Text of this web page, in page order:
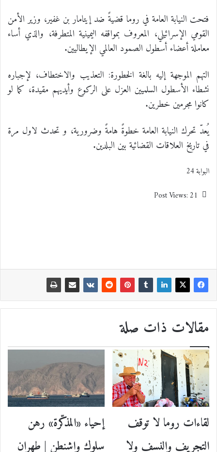
فتحت النيابة العامة في روما قضيةً ضد إيتامار بن غفير، وزير الأمن
القومي الإسرائيلي، المعروف بمواقفه اليمينية المتطرفة، والذي أساء
معاملة أعضاء أسطول الصمود العالمي الإيطاليين.
التهم الموجهة إليه بالغة الخطورة: التعذيب والاختطاف، لإجباره
نشطاء الأسطول السلميين العزل على الركوع وأيديهم مقيدة، كما لو
كانوا مجرمين خطرين.
يُعدّ تحرك النيابة العامة خطوةً هامةً وضرورية، و تحدث لاول مرة
في تاريخ العلاقات القضائية بين البلدين.
البوابة 24
Post Views:21
مقالات ذات صلة
لقاءات روما لا توقف
التجريف والنسف ولا
إحياء «المذكّرة» رهن
سلوك واشنطن | طهران